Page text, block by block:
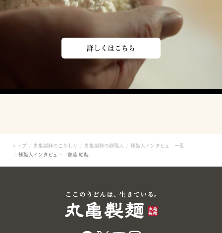
詳しくはこちら
トップ 丸亀製麺のこだわり 丸亀製麺の麺職人
麺職人インタビュー一覧
麺職人インタビュー 齋藤 絵梨